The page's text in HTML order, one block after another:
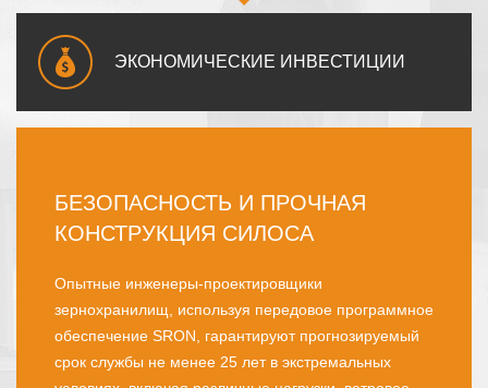
ЭКОНОМИЧЕСКИЕ ИНВЕСТИЦИИ
ЭКОНОМИЧЕСКИЕ ИНВЕСТИЦИИ
спроектируем всю систему силосов для зерна.
Сделать его гладким, научный, разумный,
экономичный, низкая стоимость эксплуатации и
обслуживания при рассмотрении ваших
практических потребностей бюджета, уровня